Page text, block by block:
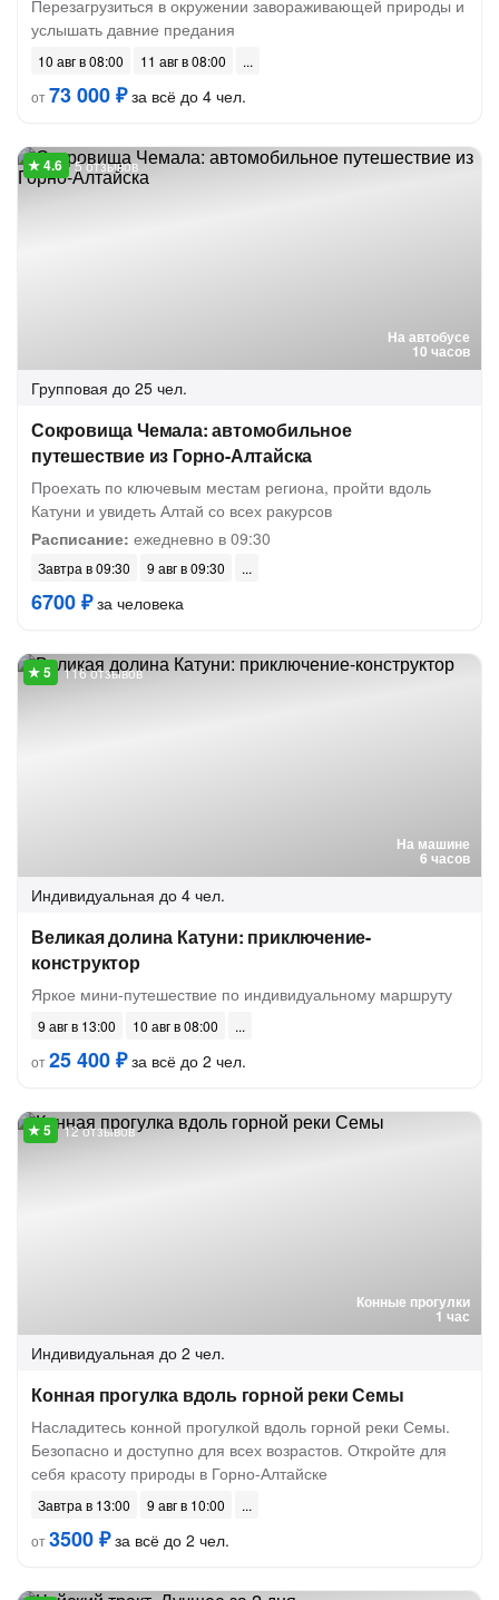
Перезагрузиться в окружении завораживающей природы и
услышать давние предания
10 авг в 08:00
11 авг в 08:00
от73 000 ₽за всё до 4 чел.
На автобусе
10 часов
5 отзывов
Групповая до 25 чел.
Сокровища Чемала: автомобильное
путешествие из Горно-Алтайска
Проехать по ключевым местам региона, пройти вдоль
Катуни и увидеть Алтай со всех ракурсов
Расписание: ежедневно в 09:30
Завтра в 09:30 9 авг в 09:30
6700 ₽за человека
На машине
6 часов
116 отзывов
Индивидуальная до 4 чел.
Великая долина Катуни: приключение-
конструктор
Яркое мини-путешествие по индивидуальному маршруту
9 авг в 13:00
10 авг в 08:00
от25 400 ₽за всё до 2 чел.
Конные прогулки
1 час
12 отзывов
Индивидуальная до 2 чел.
Конная прогулка вдоль горной реки Семы
Насладитесь конной прогулкой вдоль горной реки Семы.
Безопасно и доступно для всех возрастов. Откройте для
себя красоту природы в Горно-Алтайске
Завтра в 13:00
9 авг в 10:00
от3500 ₽за всё до 2 чел.